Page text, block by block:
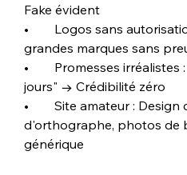
Fake évident
•        Logos sans
grandes marques sans
•        Promesses
jours" → Crédibilité zéro
•        Site amateur :
d'orthographe, photos de
générique